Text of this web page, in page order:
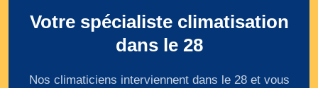
Votre spécialiste climatisation
dans le 28
Nos climaticiens interviennent dans le 28 et vous